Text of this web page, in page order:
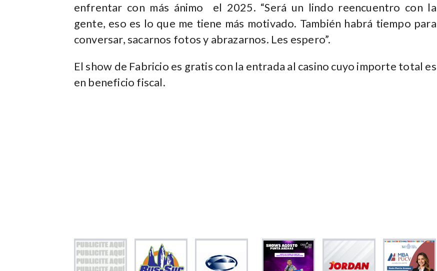
enfrentar con más ánimo el 2025. “Será un lindo reencuentro con la
gente, eso es lo que me tiene más motivado. También habrá tiempo para
conversar, sacarnos fotos y abrazarnos. Les espero”.
El show de Fabricio es gratis con la entrada al casino cuyo importe total es
en beneficio fiscal.